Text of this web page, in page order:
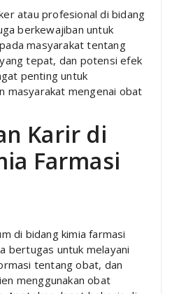
atau profesional di bidang
berkewajiban untuk
masyarakat tentang
tepat, dan potensi efek
penting untuk
masyarakat mengenai obat
Karir di
Farmasi
di bidang kimia farmasi
bertugas untuk melayani
tentang obat, dan
menggunakan obat